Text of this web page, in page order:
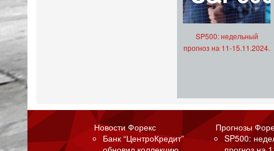
SP500: недельный
прогноз на 11-15.11.2024.
Новости Форекс
Банк “ЦентроКредит”
Прогнозы
SP500: